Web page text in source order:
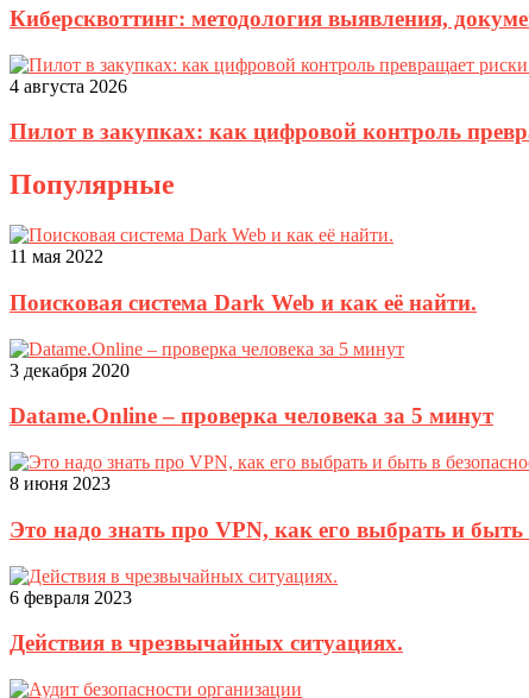
Киберсквоттинг: методология выявления,
4 августа 2026
Пилот в закупках: как цифровой контроль
Популярные
11 мая 2022
Поисковая система Dark Web и как её найти.
3 декабря 2020
Datame.Online – проверка человека за 5 минут
8 июня 2023
Это надо знать про VPN, как его выбрать и быть
6 февраля 2023
Действия в чрезвычайных ситуациях.